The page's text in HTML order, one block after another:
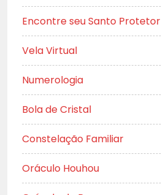
Encontre seu Santo Protetor
Vela Virtual
Numerologia
Bola de Cristal
Constelação Familiar
Oráculo Houhou